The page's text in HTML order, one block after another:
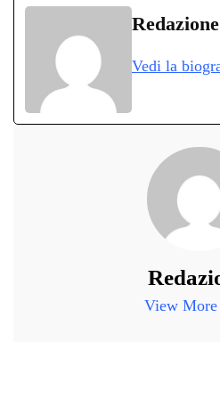
ok r
ts
pp
gr
m
ed
Redazione
Vedi la
View More